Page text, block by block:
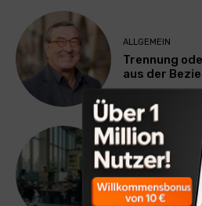
ALLGEMEIN
Trennung
aus der
TECHNIK
Plattform für